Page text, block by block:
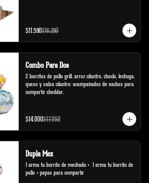
$11.590$16.290
Combo Para Dos
2 burritos de pollo grill, arroz cilantro, choclo, lechuga,
queso y salsa cilantro; acompañados de nachos para
compartir cheddar.
$14.000$17.050
Dupla Mex
1 arma tu burrito de mechada +  1 arma tu burrito de
pollo + papas para compartir